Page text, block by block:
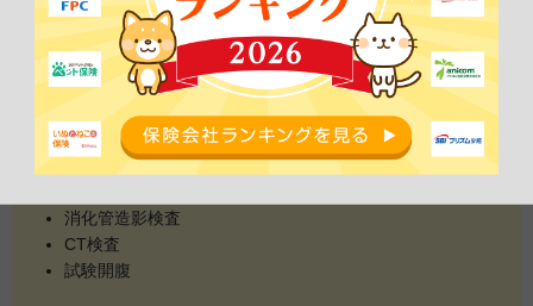
腸閉塞の検査や診断方法は以下のとおりです。
血液検査
レントゲン検査
消化管造影検査
CT検査
試験開腹